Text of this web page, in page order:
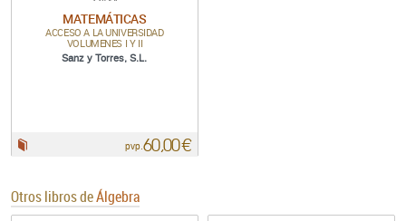
MATEMÁTICAS
ACCESO A LA UNIVERSIDAD
VOLUMENES I Y II
Sanz y Torres, S.L.
pvp.60,00 €
Otros libros deÁlgebra